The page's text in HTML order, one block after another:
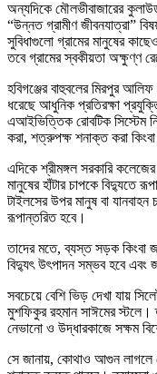
অন্যদিকে মৌলভীবাজারের
“উন্নত গ্রামীণ জীবনযাত্রা”
সুবিধাগুলো গ্রামের মানুষের
তবে গ্রামের স্বকীয়তা অক্ষুণ্ণ
হবিগঞ্জের বাহুবলের মিরপুর আলিফ
ধরেছে আধুনিক প্রতিরক্ষা
এআইভিত্তিক রোবটিক সিস্টেম
করা, শত্রুপক্ষ শনাক্ত করা
এদিকে শ্রীমঙ্গল সরকারি
মানুষের হাঁটার চাপকে বিদ্যুতে
টাইলসের উপর মানুষ বা
রূপান্তরিত হবে।
তাদের মতে, ব্যস্ত সড়ক কিংবা
বিদ্যুৎ উৎপাদন সম্ভব হবে এবং
সবচেয়ে বেশি ভিড় দেখা যায়
মুশফিকুর রহমান সাঈমের স্টলে।
নেভানো ও উদ্ধারকাজে সক্ষম
সে জানায়, কোথাও আগুন লাগলে